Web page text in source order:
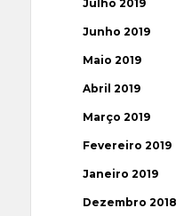
Julho 2019
Junho 2019
Maio 2019
Abril 2019
Março 2019
Fevereiro 2019
Janeiro 2019
Dezembro 2018